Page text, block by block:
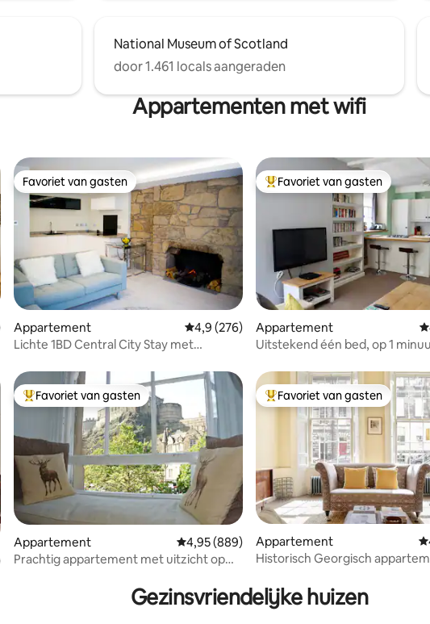
National Museum of Scotland
door 1.461 locals aangeraden
Appartementen met wifi
beoordeling van 4,88 uit 5, 121 recensies
Favoriet van gasten
Favoriet van gasten
Appartement Gemiddelde beoordeling van 4,9 uit 5, 276
4,9 (276)
Lichte 1BD Central City Stay met
Topfavoriet van gasten
Favoriet van gasten
Appartement
Uitstekend één bed, op 1
beoordeling van 4,97 uit 5, 208 recensies
Topfavoriet van gasten
Favoriet van gasten
Appartement Gemiddelde beoordeling van 4,95 uit 5, 889
4,95 (889)
Prachtig appartement met uitzicht op
Topfavoriet van gasten
Favoriet van gasten
Appartement
Historisch Georgisch
Gezinsvriendelijke huizen